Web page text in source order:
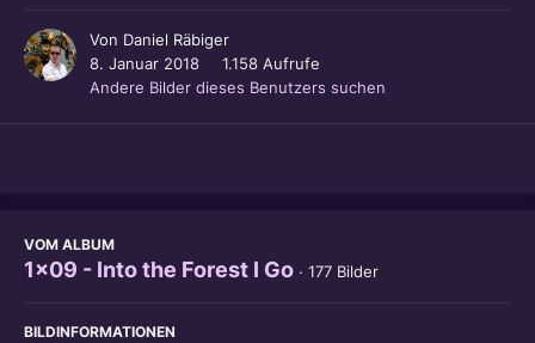
Von Daniel Räbiger
8. Januar 2018
1.158 Aufrufe
Andere Bilder dieses Benutzers suchen
VOM ALBUM
1x09 - Into the Forest I Go · 177 Bilder
BILDINFORMATIONEN